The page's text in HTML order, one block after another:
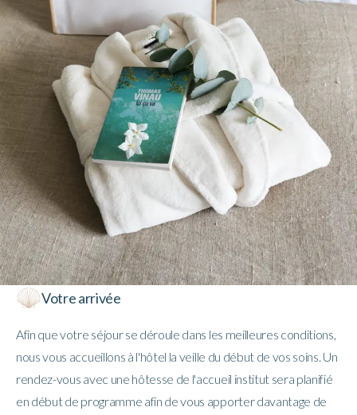
Votre arrivée
Afin que votre séjour se déroule dans les meilleures conditions,
nous vous accueillons à l'hôtel la veille du début de vos soins. Un
rendez-vous avec une hôtesse de l'accueil institut sera planifié
en début de programme afin de vous apporter davantage de